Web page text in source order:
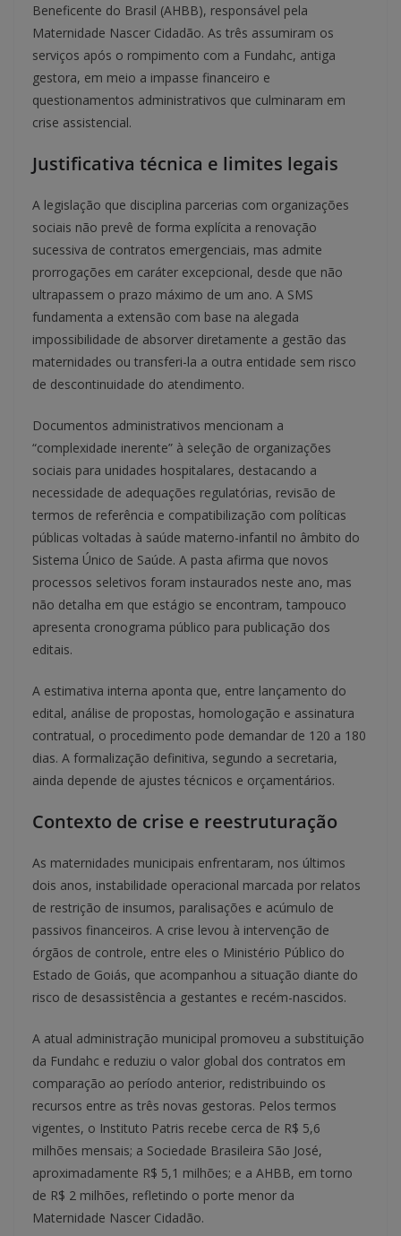
Beneficente do Brasil (AHBB), responsável pela
Maternidade Nascer Cidadão. As três assumiram os
serviços após o rompimento com a Fundahc, antiga
gestora, em meio a impasse financeiro e
questionamentos administrativos que culminaram em
crise assistencial.
Justificativa técnica e limites legais
A legislação que disciplina parcerias com organizações
sociais não prevê de forma explícita a renovação
sucessiva de contratos emergenciais, mas admite
prorrogações em caráter excepcional, desde que não
ultrapassem o prazo máximo de um ano. A SMS
fundamenta a extensão com base na alegada
impossibilidade de absorver diretamente a gestão das
maternidades ou transferi-la a outra entidade sem risco
de descontinuidade do atendimento.
Documentos administrativos mencionam a
“complexidade inerente” à seleção de organizações
sociais para unidades hospitalares, destacando a
necessidade de adequações regulatórias, revisão de
termos de referência e compatibilização com políticas
públicas voltadas à saúde materno-infantil no âmbito do
Sistema Único de Saúde. A pasta afirma que novos
processos seletivos foram instaurados neste ano, mas
não detalha em que estágio se encontram, tampouco
apresenta cronograma público para publicação dos
editais.
A estimativa interna aponta que, entre lançamento do
edital, análise de propostas, homologação e assinatura
contratual, o procedimento pode demandar de 120 a 180
dias. A formalização definitiva, segundo a secretaria,
ainda depende de ajustes técnicos e orçamentários.
Contexto de crise e reestruturação
As maternidades municipais enfrentaram, nos últimos
dois anos, instabilidade operacional marcada por relatos
de restrição de insumos, paralisações e acúmulo de
passivos financeiros. A crise levou à intervenção de
órgãos de controle, entre eles o Ministério Público do
Estado de Goiás, que acompanhou a situação diante do
risco de desassistência a gestantes e recém-nascidos.
A atual administração municipal promoveu a substituição
da Fundahc e reduziu o valor global dos contratos em
comparação ao período anterior, redistribuindo os
recursos entre as três novas gestoras. Pelos termos
vigentes, o Instituto Patris recebe cerca de R$ 5,6
milhões mensais; a Sociedade Brasileira São José,
aproximadamente R$ 5,1 milhões; e a AHBB, em torno
de R$ 2 milhões, refletindo o porte menor da
Maternidade Nascer Cidadão.